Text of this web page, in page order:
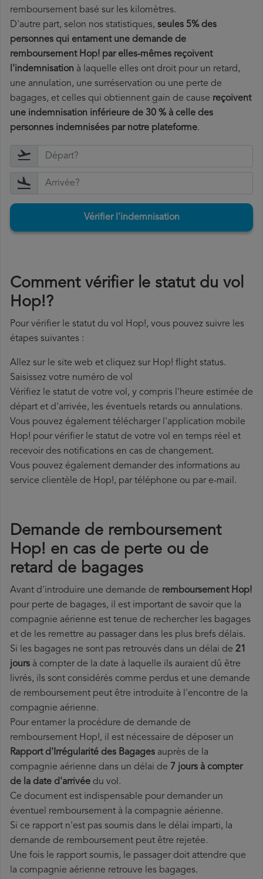
remboursement basé sur les kilomètres.
D'autre part, selon nos statistiques, seules 5% des
personnes qui entament une demande de
remboursement Hop! par elles-mêmes reçoivent
l'indemnisation à laquelle elles ont droit pour un retard,
une annulation, une surréservation ou une perte de
bagages, et celles qui obtiennent gain de cause reçoivent
une indemnisation inférieure de 30 % à celle des
personnes indemnisées par notre plateforme.
Vérifier l'indemnisation
Comment vérifier le statut du vol
Hop!?
Pour vérifier le statut du vol Hop!, vous pouvez suivre les
étapes suivantes :
Allez sur le site web et cliquez sur Hop! flight status.
Saisissez votre numéro de vol
Vérifiez le statut de votre vol, y compris l'heure estimée de
départ et d'arrivée, les éventuels retards ou annulations.
Vous pouvez également télécharger l'application mobile
Hop! pour vérifier le statut de votre vol en temps réel et
recevoir des notifications en cas de changement.
Vous pouvez également demander des informations au
service clientèle de Hop!, par téléphone ou par e-mail.
Demande de remboursement
Hop! en cas de perte ou de
retard de bagages
Avant d'introduire une demande de remboursement Hop!
pour perte de bagages, il est important de savoir que la
compagnie aérienne est tenue de rechercher les bagages
et de les remettre au passager dans les plus brefs délais.
Si les bagages ne sont pas retrouvés dans un délai de 21
jours à compter de la date à laquelle ils auraient dû être
livrés, ils sont considérés comme perdus et une demande
de remboursement peut être introduite à l'encontre de la
compagnie aérienne.
Pour entamer la procédure de demande de
remboursement Hop!, il est nécessaire de déposer un
Rapport d'Irrégularité des Bagages auprès de la
compagnie aérienne dans un délai de 7 jours à compter
de la date d'arrivée du vol.
Ce document est indispensable pour demander un
éventuel remboursement à la compagnie aérienne.
Si ce rapport n'est pas soumis dans le délai imparti, la
demande de remboursement peut être rejetée.
Une fois le rapport soumis, le passager doit attendre que
la compagnie aérienne retrouve les bagages.